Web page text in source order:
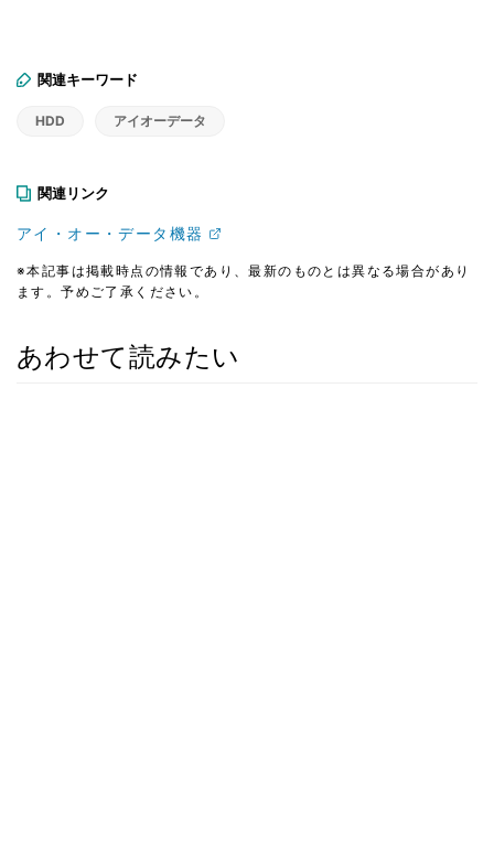
関連キーワード
HDD アイオーデータ
関連リンク
アイ・オー・データ機器
※本記事は掲載時点の情報であり、最新のものとは異なる場合があり
ます。予めご了承ください。
あわせて読みたい